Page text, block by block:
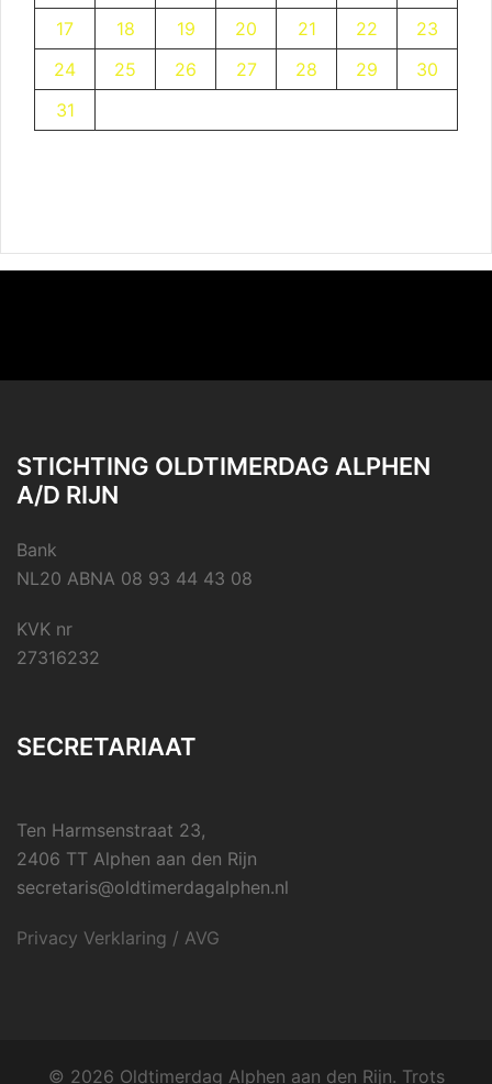
17
18 19 20 21 22
23
24
25 26 27 28 29
30
31
STICHTING OLDTIMERDAG ALPHEN
A/D RIJN
Bank
NL20 ABNA 08 93 44 43 08
KVK nr
27316232
SECRETARIAAT
Ten Harmsenstraat 23,
2406 TT Alphen aan den Rijn
secretaris@oldtimerdagalphen.nl
Privacy Verklaring / AVG
© 2026 Oldtimerdag Alphen aan den Rijn. Trots